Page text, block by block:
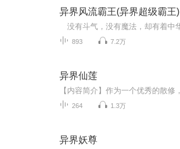
异界风流霸王(异界超级霸王)
893 7.2万
异界仙莲
264 1.3万
异界妖尊